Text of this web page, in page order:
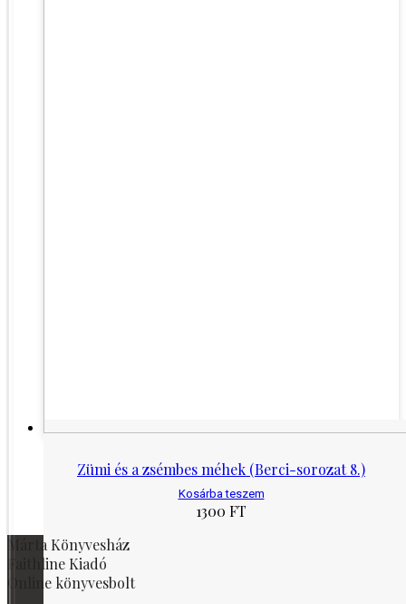
Zümi és a zsémbes méhek (Berci-sorozat 8.)
Kosárba teszem
1300 FT
Márta Könyvesház
Faithline Kiadó
Online könyvesbolt